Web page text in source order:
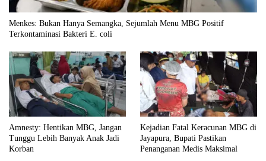
Menkes: Bukan Hanya Semangka, Sejumlah Menu MBG Positif
Terkontaminasi Bakteri E. coli
Amnesty: Hentikan MBG, Jangan
Tunggu Lebih Banyak Anak Jadi
Korban
Kejadian Fatal Keracunan MBG di
Jayapura, Bupati Pastikan
Penanganan Medis Maksimal